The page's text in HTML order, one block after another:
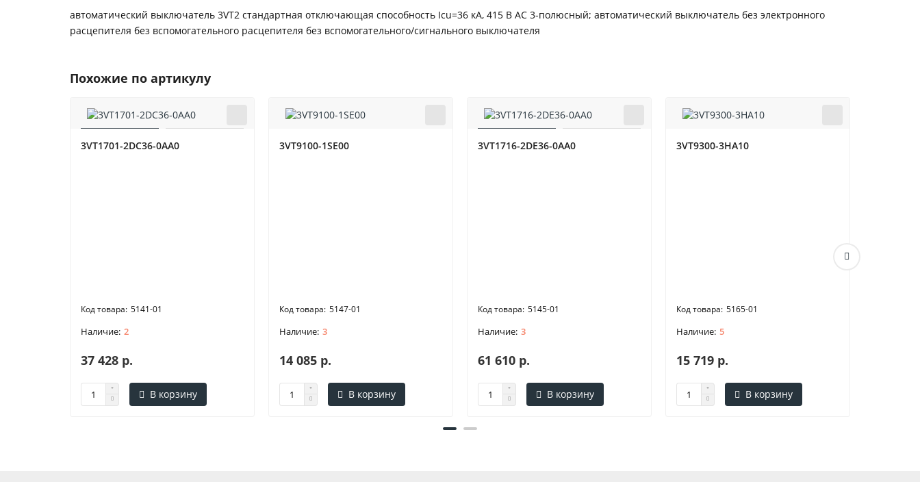
автоматический выключатель 3VT2 стандартная отключающая способность Icu=36 кА, 415 В AC 3-полюсный; автоматический выключатель без электронного
расцепителя без вспомогательного расцепителя без вспомогательного/сигнального выключателя
Похожие по артикулу
3VT1701-2DC36-0AA0
5141-01
2
37 428 р.
В корзину
3VT9100-1SE00
5147-01
3
14 085 р.
В корзину
3VT1716-2DE36-0AA0
5145-01
3
61 610 р.
В корзину
3VT9300-3HA10
5165-01
5
15 719 р.
В корзину